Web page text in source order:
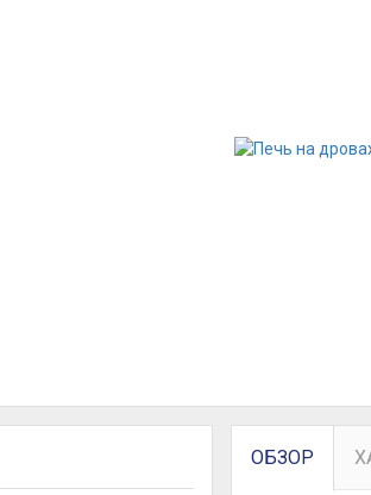
ОБЗОР